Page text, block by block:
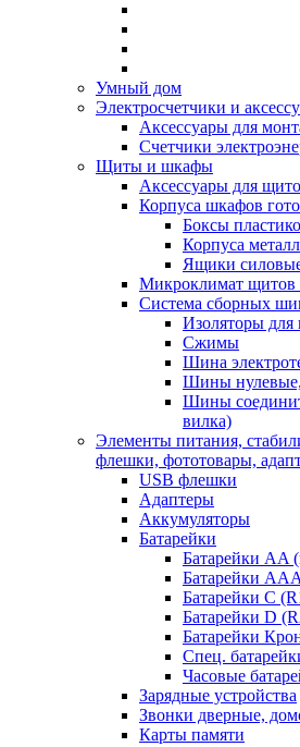
Умный дом
Электросчетчики и
Аксессуары для
Счетчики
Щиты и шкафы
Аксессуары для
Корпуса шкафов
Боксы
Корпуса
Ящики
Микроклимат щитов
Система сборных
Изоляторы
Сжимы
Шина
Шины нулевые,
Шины
вилка)
Элементы питания,
флешки, фототовары,
USB флешки
Адаптеры
Аккумуляторы
Батарейки
Батарейки AA
Батарейки
Батарейки C
Батарейки D
Батарейки
Спец.
Часовые
Зарядные устройства
Звонки дверные,
Карты памяти